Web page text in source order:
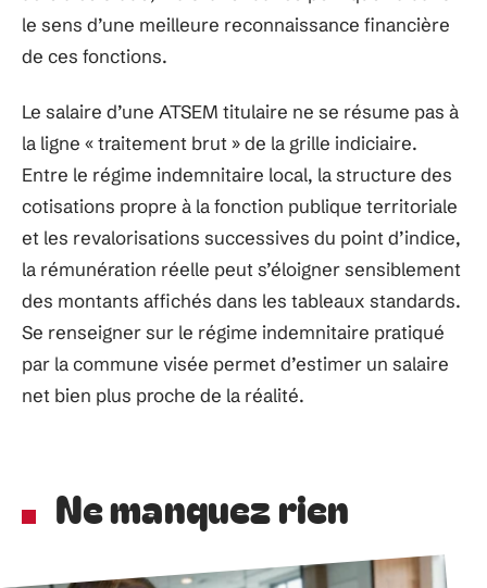
le sens d’une meilleure reconnaissance financière
de ces fonctions.
Le salaire d’une ATSEM titulaire ne se résume pas à
la ligne « traitement brut » de la grille indiciaire.
Entre le régime indemnitaire local, la structure des
cotisations propre à la fonction publique territoriale
et les revalorisations successives du point d’indice,
la rémunération réelle peut s’éloigner sensiblement
des montants affichés dans les tableaux standards.
Se renseigner sur le régime indemnitaire pratiqué
par la commune visée permet d’estimer un salaire
net bien plus proche de la réalité.
Ne manquez rien